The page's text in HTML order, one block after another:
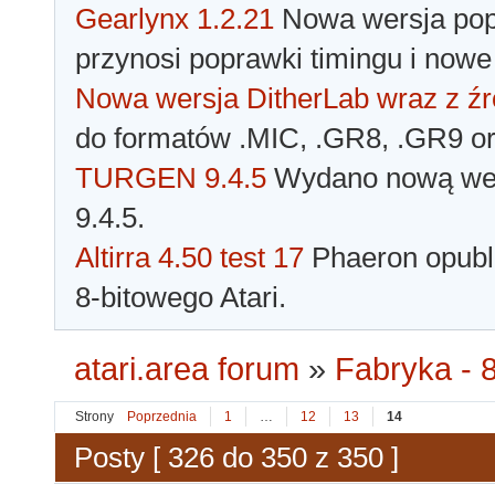
Gearlynx 1.2.21 Nowa wersja
przynosi poprawki timingu i
Nowa wersja DitherLab wraz z
do formatów .MIC, .GR8, .GR9
TURGEN 9.4.5 Wydano nową
9.4.5.
Altirra 4.50 test 17 Phaeron
8-bitowego Atari.
atari.area forum » Fabryka -
Strony Poprzednia 1 … 12 13 14
Posty [ 326 do 350 z 350 ]